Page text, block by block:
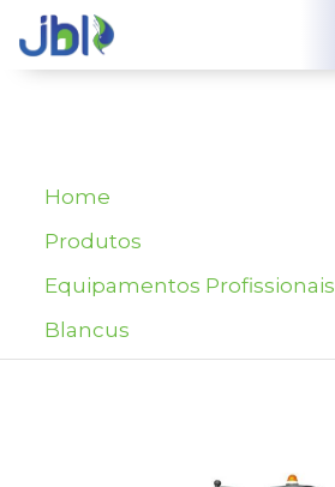
Home
Produtos
Equipamentos Profissionais
Blancus